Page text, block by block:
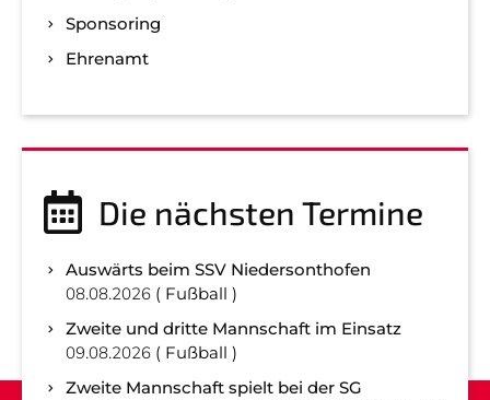
Sponsoring
Ehrenamt
Die nächsten Termine
Auswärts beim SSV Niedersonthofen
08.08.2026
Fußball
Zweite und dritte Mannschaft im Einsatz
09.08.2026
Fußball
Zweite Mannschaft spielt bei der SG